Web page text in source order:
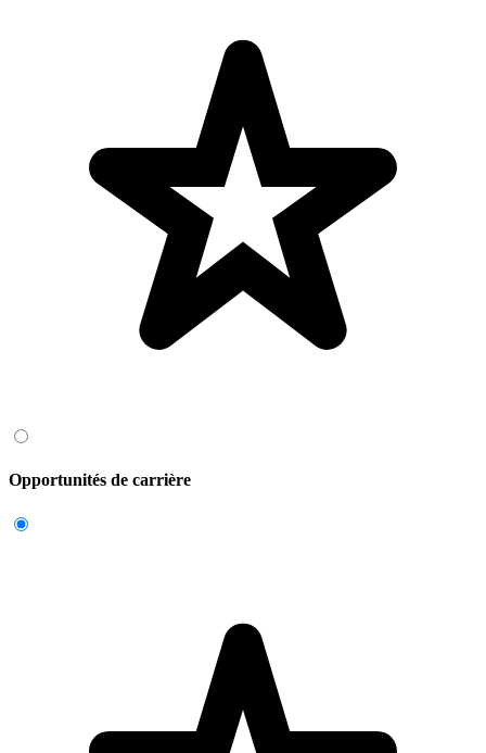
Opportunités de carrière